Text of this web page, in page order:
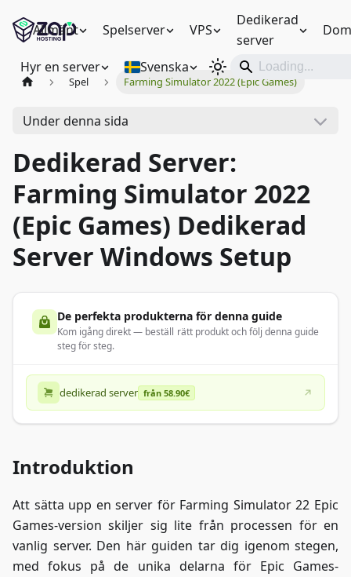
Allmänt Spelserver VPS
Dedikerad
server
Hyr en server Svenska
Spel Farming Simulator 2022 (Epic Games)
Under denna sida
Dedikerad Server:
Farming Simulator 2022
(Epic Games) Dedikerad
Server Windows Setup
De perfekta produkterna för denna guide
Kom igång direkt — beställ rätt produkt och följ denna guide
steg för steg.
dedikerad server från 58.90€
Introduktion
Att sätta upp en server för Farming Simulator 22 Epic
Games-version skiljer sig lite från processen för en
vanlig server. Den här guiden tar dig igenom stegen,
med fokus på de unika delarna för Epic Games-